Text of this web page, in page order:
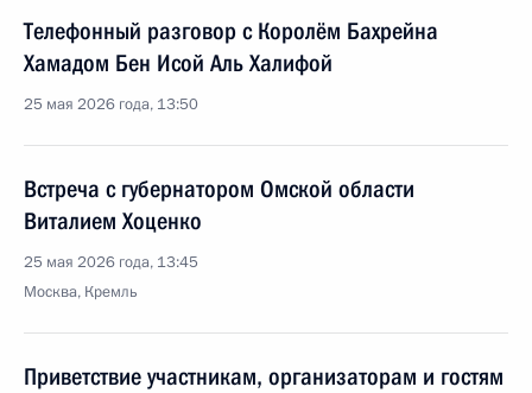
Телефонный разговор с Королём Бахрейна
Хамадом Бен Исой Аль Халифой
25 мая 2026 года, 13:50
Встреча с губернатором Омской области
Виталием Хоценко
25 мая 2026 года, 13:45
Москва, Кремль
Приветствие участникам, организаторам и гостям